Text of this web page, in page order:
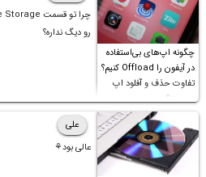
چگونه اپ‌های بی‌استفاده
در آیفون را Offload کنیم؟
تفاوت حذف و آفلود اپ
چیست؟
رو دیگ نداره؟
علی
عالی بود⚘